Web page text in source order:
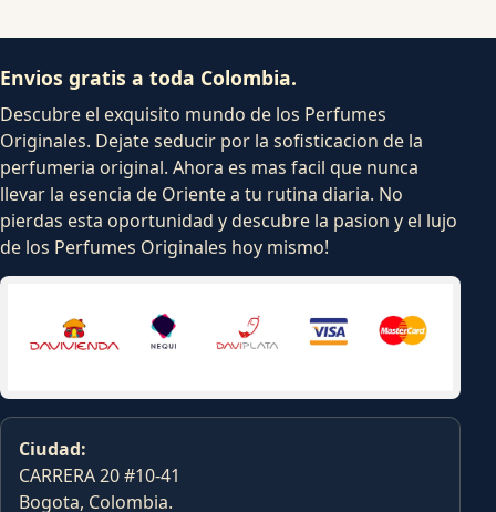
Envios gratis a toda Colombia.
Descubre el exquisito mundo de los Perfumes
Originales. Dejate seducir por la sofisticacion de la
perfumeria original. Ahora es mas facil que nunca
llevar la esencia de Oriente a tu rutina diaria. No
pierdas esta oportunidad y descubre la pasion y el lujo
de los Perfumes Originales hoy mismo!
Ciudad:
CARRERA 20 #10-41
Bogota, Colombia.